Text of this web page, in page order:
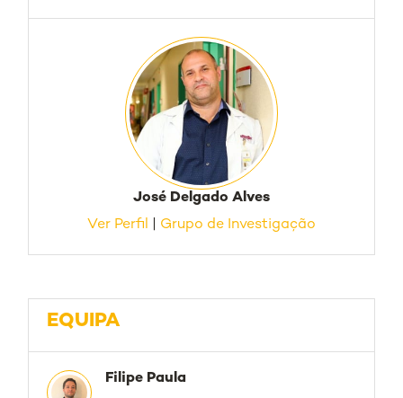
José Delgado Alves
Ver Perfil
Grupo de Investigação
EQUIPA
Filipe Paula